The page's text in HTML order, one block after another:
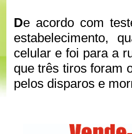
De acordo com
estabelecimento,
celular e foi para a
que três tiros foram
pelos disparos e